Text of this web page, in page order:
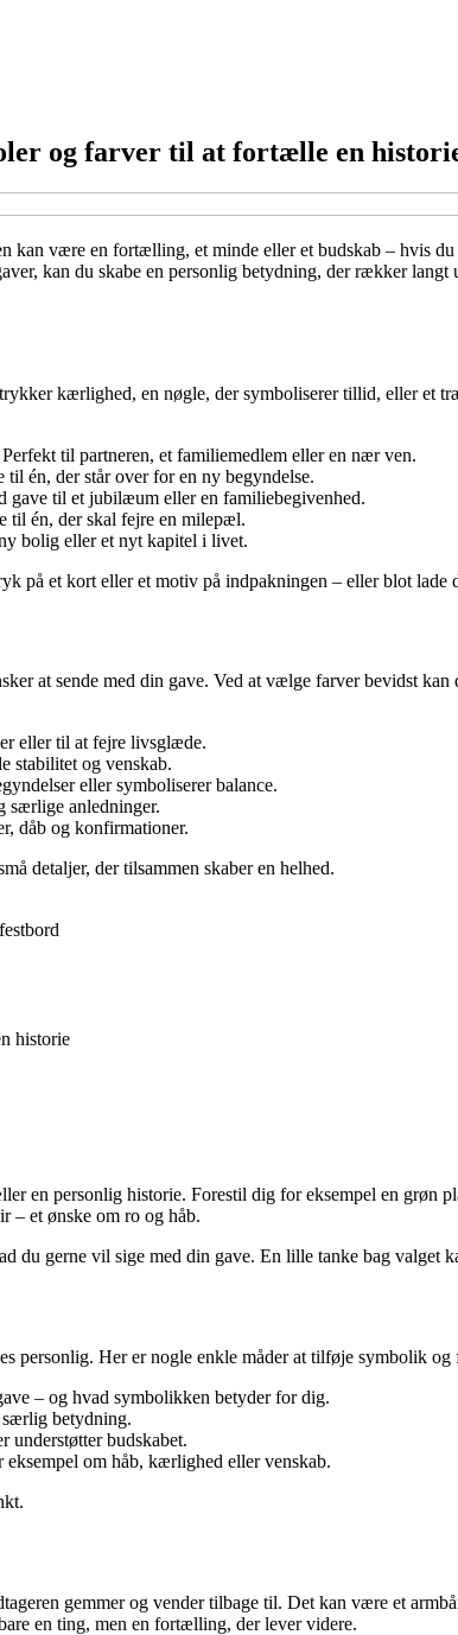
og farver til at fortælle en
kan være en fortælling, et minde eller et budskab – hvis
kan du skabe en personlig betydning, der rækker
kærlighed, en nøgle, der symboliserer tillid, eller
til partneren, et familiemedlem eller en nær ven.
én, der står over for en ny begyndelse.
gave til et jubilæum eller en familiebegivenhed.
til én, der skal fejre en milepæl.
bolig eller et nyt kapitel i livet.
på et kort eller et motiv på indpakningen – eller blot lade
at sende med din gave. Ved at vælge farver bevidst
eller til at fejre livsglæde.
stabilitet og venskab.
eller symboliserer balance.
særlige anledninger.
dåb og konfirmationer.
detaljer, der tilsammen skaber en helhed.
historie
en personlig historie. Forestil dig for eksempel en
– et ønske om ro og håb.
du gerne vil sige med din gave. En lille tanke bag valget
personlig. Her er nogle enkle måder at tilføje symbolik og
– og hvad symbolikken betyder for dig.
særlig betydning.
understøtter budskabet.
eksempel om håb, kærlighed eller venskab.
gemmer og vender tilbage til. Det kan være et
en ting, men en fortælling, der lever videre.